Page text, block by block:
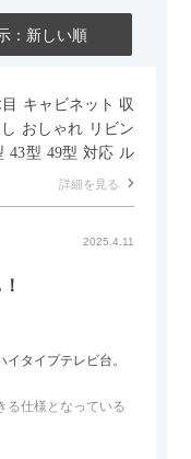
：新しい順
キャビネット 収
おしゃれ リビン
43型 49型 対応 ル
詳細を見る
2025.4.11
タイプテレビ台。
る仕様となっている